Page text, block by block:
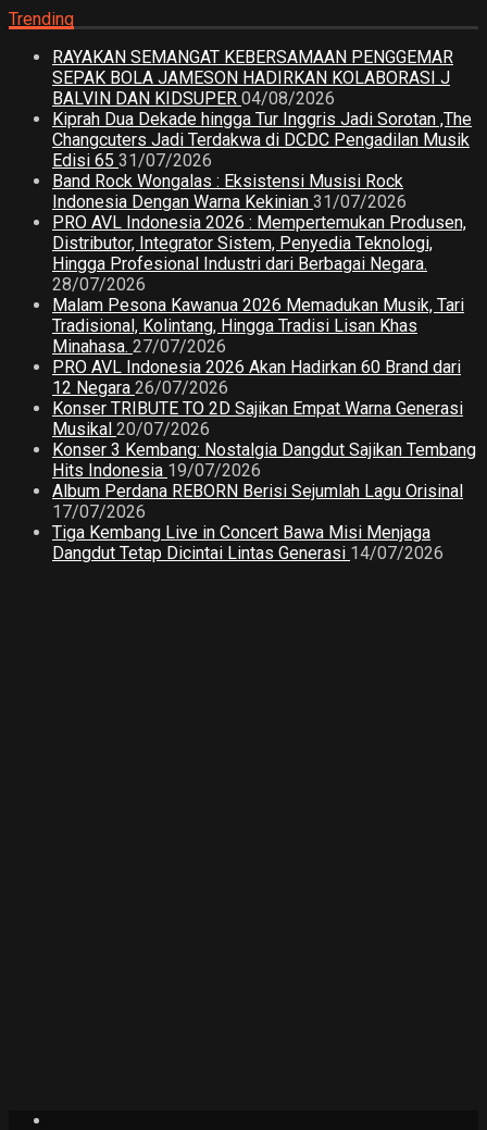
Trending
RAYAKAN SEMANGAT KEBERSAMAAN PENGGEMAR
SEPAK BOLA JAMESON HADIRKAN KOLABORASI J
BALVIN DAN KIDSUPER 04/08/2026
Kiprah Dua Dekade hingga Tur Inggris Jadi Sorotan ,The
Changcuters Jadi Terdakwa di DCDC Pengadilan Musik
Edisi 65 31/07/2026
Band Rock Wongalas : Eksistensi Musisi Rock
Indonesia Dengan Warna Kekinian 31/07/2026
PRO AVL Indonesia 2026 : Mempertemukan Produsen,
Distributor, Integrator Sistem, Penyedia Teknologi,
Hingga Profesional Industri dari Berbagai Negara.
28/07/2026
Malam Pesona Kawanua 2026 Memadukan Musik, Tari
Tradisional, Kolintang, Hingga Tradisi Lisan Khas
Minahasa. 27/07/2026
PRO AVL Indonesia 2026 Akan Hadirkan 60 Brand dari
12 Negara 26/07/2026
Konser TRIBUTE TO 2D Sajikan Empat Warna Generasi
Musikal 20/07/2026
Konser 3 Kembang: Nostalgia Dangdut Sajikan Tembang
Hits Indonesia 19/07/2026
Album Perdana REBORN Berisi Sejumlah Lagu Orisinal
17/07/2026
Tiga Kembang Live in Concert Bawa Misi Menjaga
Dangdut Tetap Dicintai Lintas Generasi 14/07/2026